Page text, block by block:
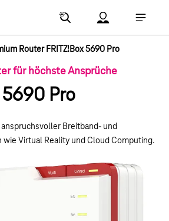
Account Menu
Router FRITZ!Box 5690 Pro
für höchste Ansprüche
5690 Pro
Breitband- und
wie Virtual Reality und Cloud Computing.